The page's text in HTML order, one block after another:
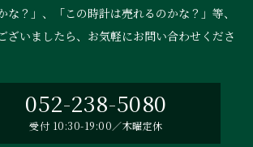
な？」、「この時計は売れるのかな？」等、
ざいましたら、お気軽にお問い合わせくださ
052-238-5080
受付 10:30-19:00／木曜定休